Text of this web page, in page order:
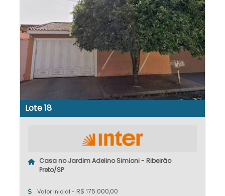
Lote 18
Casa no Jardim Adelino Simioni - Ribeirão
Preto/SP
Valor Inicial - R$ 175.000,00